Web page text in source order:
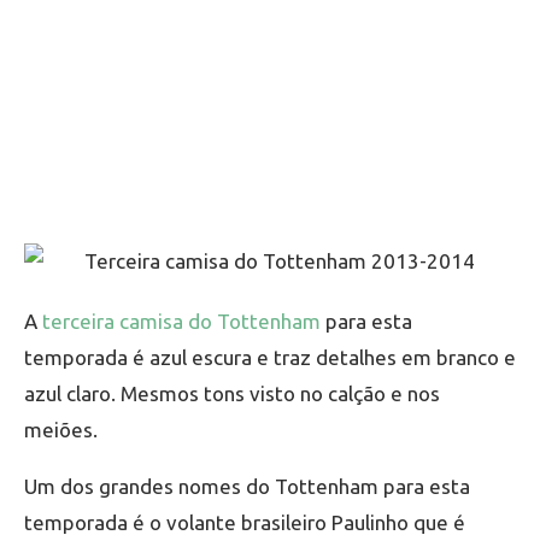
A terceira camisa do Tottenham para esta
temporada é azul escura e traz detalhes em branco e
azul claro. Mesmos tons visto no calção e nos
meiões.
Um dos grandes nomes do Tottenham para esta
temporada é o volante brasileiro Paulinho que é